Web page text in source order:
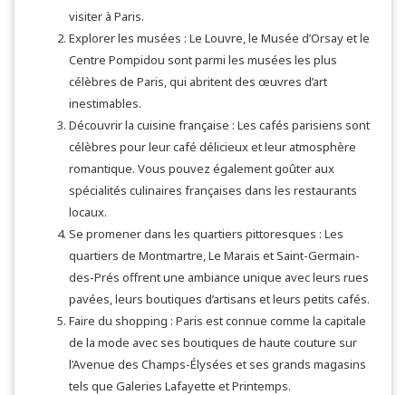
visiter à Paris.
Explorer les musées : Le Louvre, le Musée d’Orsay et le
Centre Pompidou sont parmi les musées les plus
célèbres de Paris, qui abritent des œuvres d’art
inestimables.
Découvrir la cuisine française : Les cafés parisiens sont
célèbres pour leur café délicieux et leur atmosphère
romantique. Vous pouvez également goûter aux
spécialités culinaires françaises dans les restaurants
locaux.
Se promener dans les quartiers pittoresques : Les
quartiers de Montmartre, Le Marais et Saint-Germain-
des-Prés offrent une ambiance unique avec leurs rues
pavées, leurs boutiques d’artisans et leurs petits cafés.
Faire du shopping : Paris est connue comme la capitale
de la mode avec ses boutiques de haute couture sur
l’Avenue des Champs-Élysées et ses grands magasins
tels que Galeries Lafayette et Printemps.